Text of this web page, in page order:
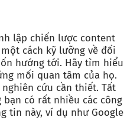
lập chiến lược content
cách kỹ lưỡng về đối
hướng tới. Hãy tìm hiểu
mối quan tâm của họ.
cứu cần thiết. Tất
có rất nhiều các công
tin này, ví dụ như Google